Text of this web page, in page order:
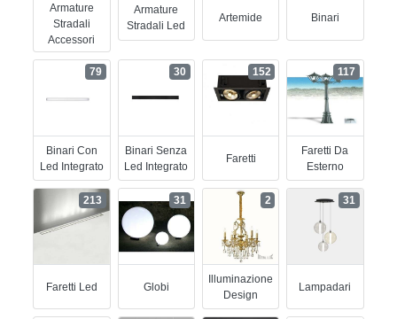
Armature
Stradali
Accessori
Armature
Stradali Led
Artemide Binari
Binari Con
Led Integrato
79
Binari Senza
Led Integrato
30
Faretti
152
Faretti Da
Esterno
117
Faretti Led
213
Globi
31
Illuminazione
Design
2
Lampadari
31